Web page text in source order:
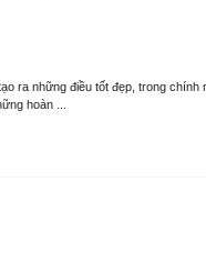
ra những điều tốt đẹp, trong
hoàn ...